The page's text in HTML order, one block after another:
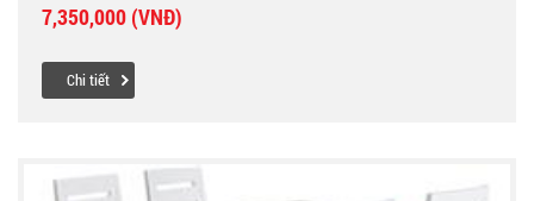
7,350,000 (VNĐ)
Chi tiết